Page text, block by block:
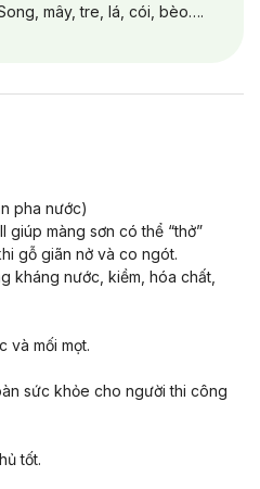
mây, tre, lá, cói, bèo….
pha nước)
giúp màng sơn có thể “thở”
gỗ giãn nở và co ngót.
kháng nước, kiềm, hóa chất,
và mối mọt.
sức khỏe cho người thi công
tốt.